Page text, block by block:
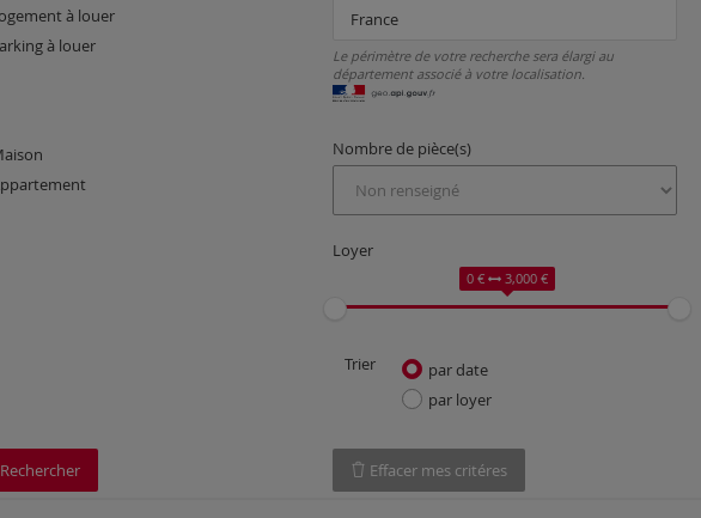
à louer
à louer
Le périmètre de votre recherche sera élargi au
département associé à votre localisation.
Nombre de pièce(s)
Loyer
0 € 3,000 €
Trier
par date
par loyer
Rechercher Effacer mes critéres